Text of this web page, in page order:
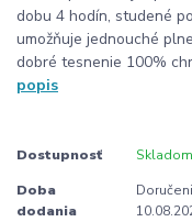
dobu 4 hodín, studené
umožňuje jednouché
dobré tesnenie 100%
popis
Dostupnosť Skladom
Doba
dodania